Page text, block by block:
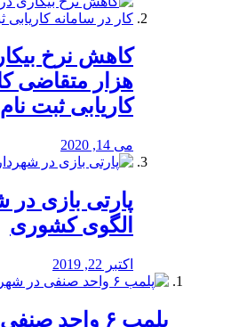
هزار متقاضی
کاریابی ثبت
می 14, 2020
پارتی بازی
الگوی کشوری
اکتبر 22, 2019
پلمب ۶ واحد